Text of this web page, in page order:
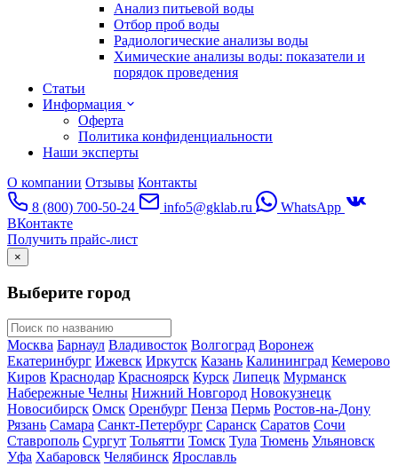
Анализ питьевой воды
Отбор проб воды
Радиологические анализы воды
Химические анализы воды: показатели и
порядок проведения
Статьи
Информация
Оферта
Политика конфиденциальности
Наши эксперты
О компании Отзывы Контакты
8 (800) 700-50-24
info5@gklab.ru
WhatsApp
ВКонтакте
Получить прайс-лист
×
Выберите город
Москва Барнаул Владивосток Волгоград Воронеж
Екатеринбург Ижевск Иркутск Казань Калининград Кемерово
Киров Краснодар Красноярск Курск Липецк Мурманск
Набережные Челны Нижний Новгород Новокузнецк
Новосибирск Омск Оренбург Пенза Пермь Ростов-на-Дону
Рязань Самара Санкт-Петербург Саранск Саратов Сочи
Ставрополь Сургут Тольятти Томск Тула Тюмень Ульяновск
Уфа Хабаровск Челябинск Ярославль